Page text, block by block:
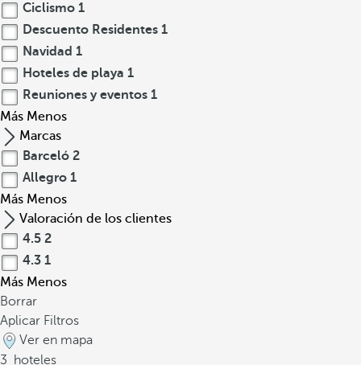
Ciclismo 1
Descuento Residentes 1
Navidad 1
Hoteles de playa 1
Reuniones y eventos 1
Más Menos
Marcas
Barceló 2
Allegro 1
Más Menos
Valoración de los clientes
4.5 2
4.3 1
Más Menos
Borrar
Aplicar Filtros
Ver en mapa
3
hoteles